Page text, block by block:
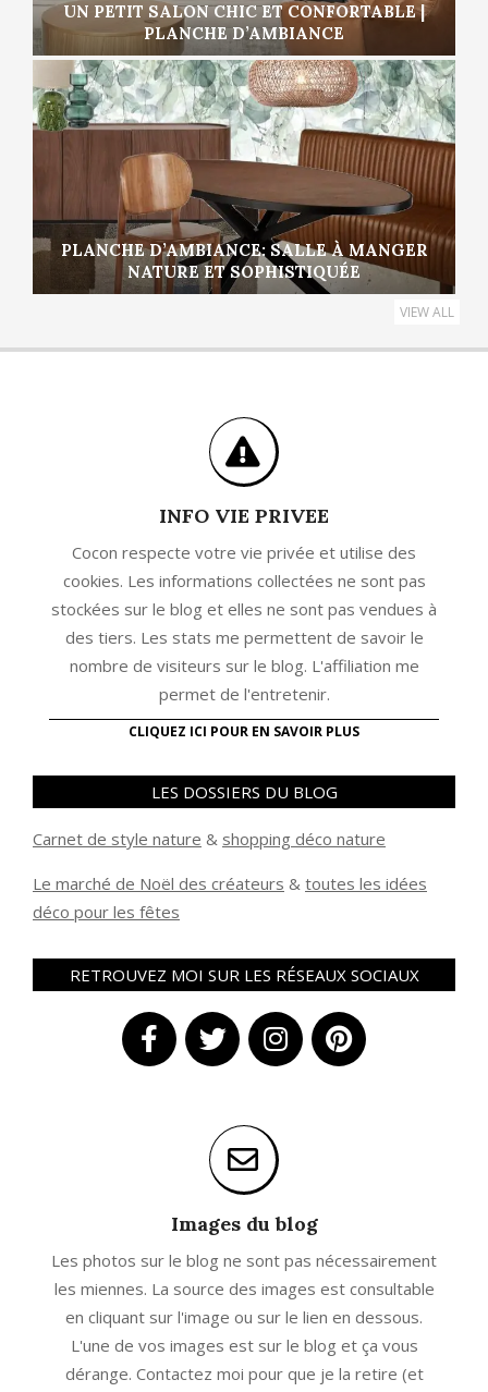
UN PETIT SALON CHIC ET CONFORTABLE |
PLANCHE D’AMBIANCE
PLANCHE D’AMBIANCE: SALLE À MANGER
NATURE ET SOPHISTIQUÉE
VIEW ALL
INFO VIE PRIVEE
Cocon respecte votre vie privée et utilise des
cookies. Les informations collectées ne sont pas
stockées sur le blog et elles ne sont pas vendues à
des tiers. Les stats me permettent de savoir le
nombre de visiteurs sur le blog. L'affiliation me
permet de l'entretenir.
CLIQUEZ ICI POUR EN SAVOIR PLUS
LES DOSSIERS DU BLOG
Carnet de style nature & shopping déco nature
Le marché de Noël des créateurs & toutes les idées
déco pour les fêtes
RETROUVEZ MOI SUR LES RÉSEAUX SOCIAUX
Images du blog
Les photos sur le blog ne sont pas nécessairement
les miennes. La source des images est consultable
en cliquant sur l'image ou sur le lien en dessous.
L'une de vos images est sur le blog et ça vous
dérange. Contactez moi pour que je la retire (et